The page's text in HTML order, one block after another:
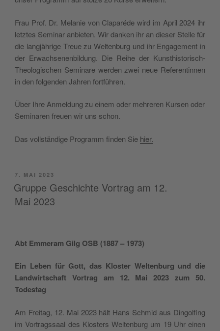
Frau Prof. Dr. Mela­nie von Cla­pa­ré­de wird im April 2024 ihr
letz­tes Semi­nar anbie­ten. Wir dan­ken ihr an die­ser Stel­le für
die lang­jäh­ri­ge Treue zu Wel­ten­burg und ihr Enga­ge­ment in
der Erwach­se­nen­bil­dung. Die Rei­he der Kunst­his­to­risch-
Theo­lo­gi­schen Semi­na­re wer­den zwei neue Refe­ren­tin­nen
in den fol­gen­den Jah­ren fortführen.
Über Ihre Anmel­dung zu einem oder meh­re­ren Kur­sen oder
Semi­na­ren freu­en wir uns schon.
Das voll­stän­di­ge Pro­gramm fin­den Sie hier.
VERÖFFENTLICHT
AM
7. MAI 2023
Gruppe Geschichte Vortrag am 12.
Mai 2023
Abt Emmer­am Gilg OSB (1887 – 1973)
Ein Leben für Gott, das Klos­ter Wel­ten­burg und die
Land­wirt­schaft Vor­trag am 12. Mai 2023 zum 50.
Todestag
Am Frei­tag, 12. Mai 2023 hält Hans Schmid aus Din­gol­fing
im Vor­trags­saal des Klos­ters Wel­ten­burg um 19 Uhr einen